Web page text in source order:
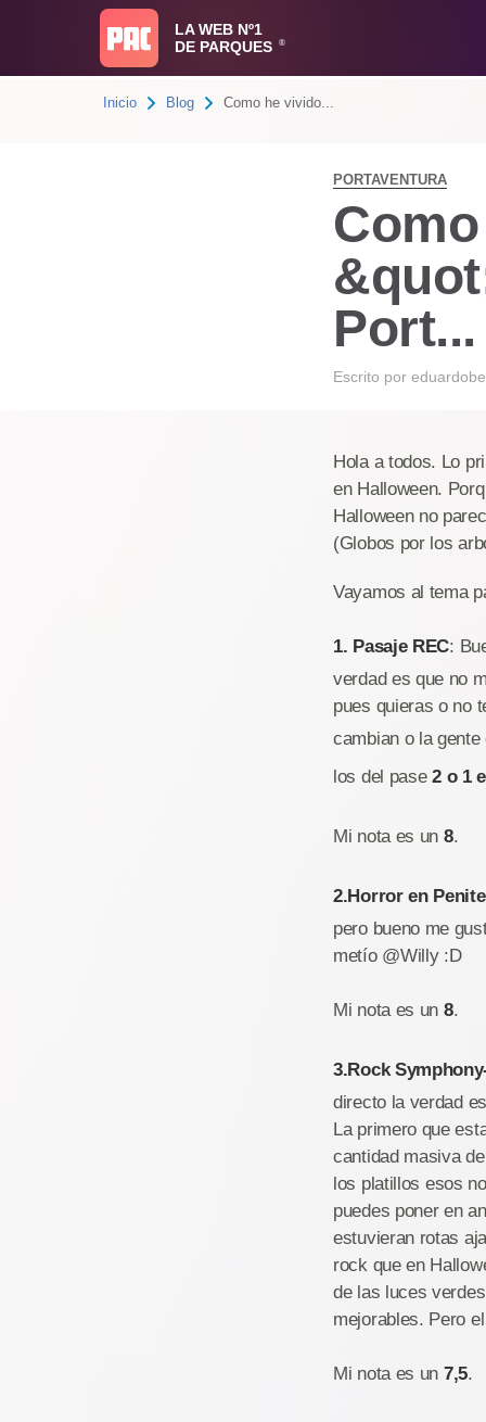
LA WEB Nº1
DE PARQUES
®
Inicio Blog Como he vivido...
PORTAVENTURA
Escrito por
Hola a todos. Lo
en Halloween.
Halloween no
(Globos por los
Vayamos al tema
1. Pasaje REC:
verdad es que no
pues quieras o no
cambian o la
los del pase2 o 1
Mi nota es un 8.
2.Horror en
pero bueno me
metío @Willy :D
Mi nota es un 8.
3.Rock
directo la verdad
La primero que
cantidad masiva
los platillos esos
puedes poner en
estuvieran rotas
rock que en
de las luces
mejorables. Pero
Mi nota es un 7,5.